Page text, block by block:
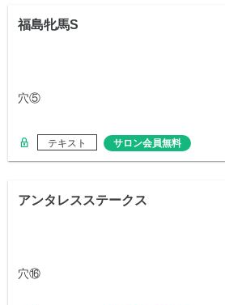
福島牝馬S
穴⑤
テキスト サロン会員無料
アンタレスステークス
穴⑯